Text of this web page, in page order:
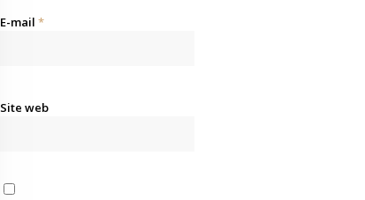
E-mail *
Site web